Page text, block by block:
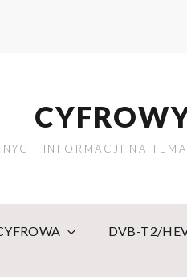
INFORMACJI NA
DVB-T2/